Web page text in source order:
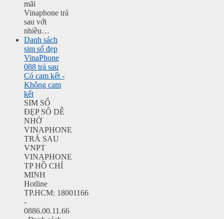
mãi
Vinaphone trả
sau với
nhiều…
Danh sách
sim số đẹp
VinaPhone
088 trả sau
Có cam kết -
Không cam
kết
SIM SỐ
ĐẸP SÔ DỄ
NHỚ
VINAPHONE
TRẢ SAU
VNPT
VINAPHONE
TP HỒ CHÍ
MINH
Hotline
TP.HCM: 18001166
-
0886.00.11.66